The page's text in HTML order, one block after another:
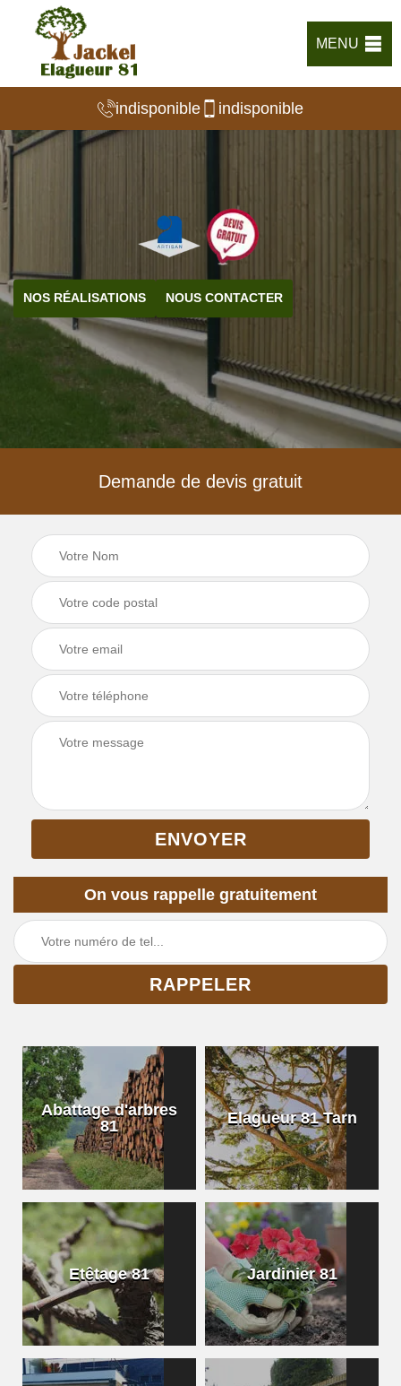
MENU
indisponible indisponible
NOS RÉALISATIONS NOUS CONTACTER
Demande de devis gratuit
On vous rappelle gratuitement
Abattage d'arbres
81
Elagueur 81 Tarn
Etêtage 81 Jardinier 81